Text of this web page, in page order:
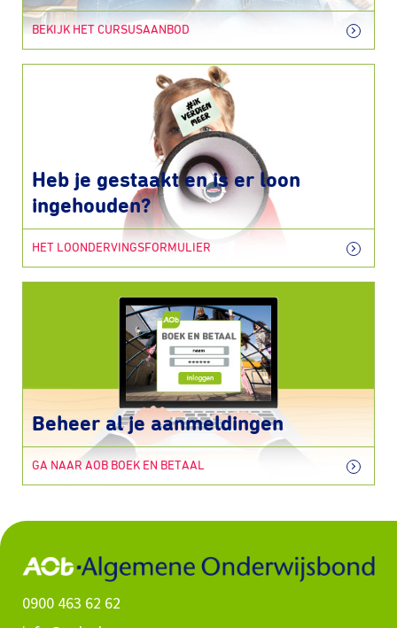
BEKIJK HET CURSUSAANBOD
Heb je gestaakt en is er loon
ingehouden?
HET LOONDERVINGSFORMULIER
Beheer al je aanmeldingen
GA NAAR AOB BOEK EN BETAAL
0900 463 62 62